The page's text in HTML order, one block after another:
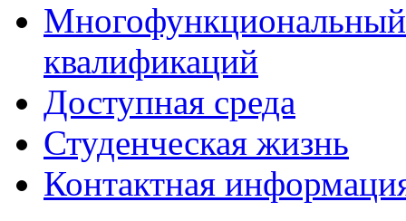
квалификаций
Доступная среда
Студенческая жизнь
Контактная